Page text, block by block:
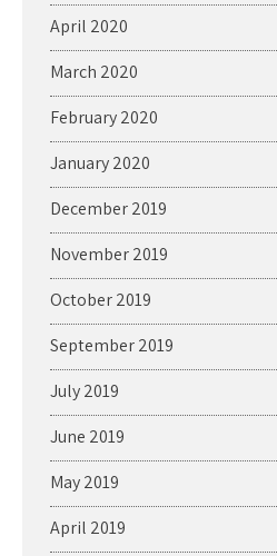
April 2020
March 2020
February 2020
January 2020
December 2019
November 2019
October 2019
September 2019
July 2019
June 2019
May 2019
April 2019